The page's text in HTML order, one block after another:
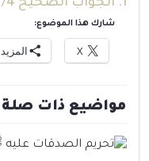
1. الجواب الصحيح 4/ 234.
شارك هذا الموضوع:
X المزيد
مواضيع ذات صلة